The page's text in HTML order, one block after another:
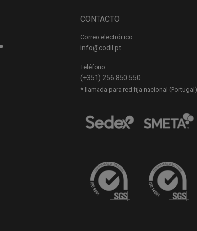
CONTACTO
Correo electrónico:
info@codil.pt
Teléfono:
(+351) 256 850 550
* llamada para red fija nacional (Portugal)